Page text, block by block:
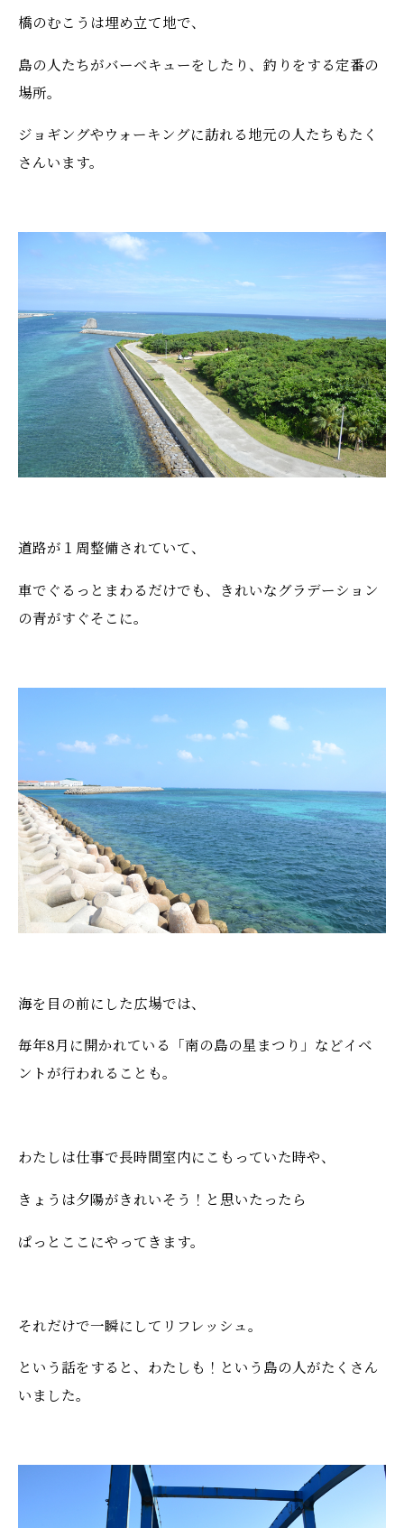
橋のむこうは埋め立て地で、
島の人たちがバーベキューをしたり、釣りをする定番の
場所。
ジョギングやウォーキングに訪れる地元の人たちもたく
さんいます。
道路が１周整備されていて、
車でぐるっとまわるだけでも、きれいなグラデーション
の青がすぐそこに。
海を目の前にした広場では、
毎年8月に開かれている「南の島の星まつり」などイベ
ントが行われることも。
わたしは仕事で長時間室内にこもっていた時や、
きょうは夕陽がきれいそう！と思いたったら
ぱっとここにやってきます。
それだけで一瞬にしてリフレッシュ。
という話をすると、わたしも！という島の人がたくさん
いました。